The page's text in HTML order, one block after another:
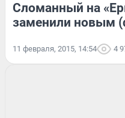
Сломанный на
заменили новым
11 февраля, 2015, 14:54 4